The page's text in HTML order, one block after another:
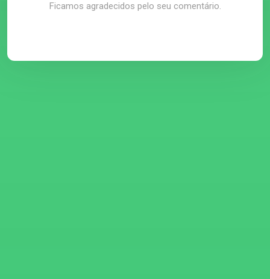
Ficamos agradecidos pelo seu comentário.